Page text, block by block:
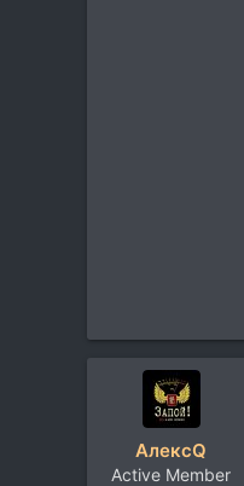
АлексQ
Active Member